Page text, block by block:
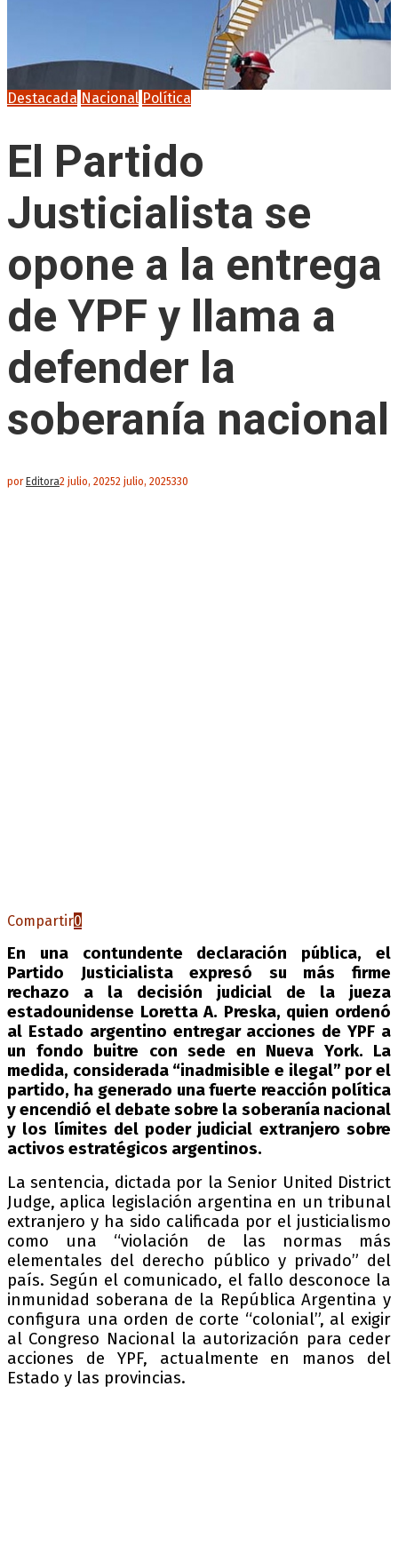
Destacada Nacional Política
El Partido
Justicialista se
opone a la entrega
de YPF y llama a
defender la
soberanía nacional
porEditora2 julio, 20252 julio, 2025330
Compartir0
En una contundente declaración pública, el
Partido Justicialista expresó su más firme
rechazo a la decisión judicial de la jueza
estadounidense Loretta A. Preska, quien ordenó
al Estado argentino entregar acciones de YPF a
un fondo buitre con sede en Nueva York. La
medida, considerada “inadmisible e ilegal” por el
partido, ha generado una fuerte reacción política
y encendió el debate sobre la soberanía nacional
y los límites del poder judicial extranjero sobre
activos estratégicos argentinos.
La sentencia, dictada por la Senior United District
Judge, aplica legislación argentina en un tribunal
extranjero y ha sido calificada por el justicialismo
como una “violación de las normas más
elementales del derecho público y privado” del
país. Según el comunicado, el fallo desconoce la
inmunidad soberana de la República Argentina y
configura una orden de corte “colonial”, al exigir
al Congreso Nacional la autorización para ceder
acciones de YPF, actualmente en manos del
Estado y las provincias.